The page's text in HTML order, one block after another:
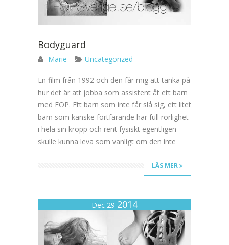
Bodyguard
Marie Uncategorized
En film från 1992 och den får mig att tänka på
hur det är att jobba som assistent åt ett barn
med FOP. Ett barn som inte får slå sig, ett litet
barn som kanske fortfarande har full rörlighet
i hela sin kropp och rent fysiskt egentligen
skulle kunna leva som vanligt om den inte
LÄS MER
Dec 29 2014